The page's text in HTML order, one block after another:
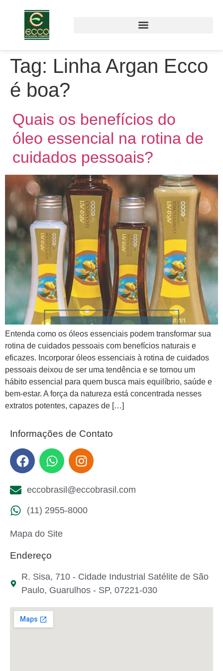
Tag: Linha Argan Ecco
é boa?
Quais os benefícios do
óleo essencial na rotina de
cuidados pessoais?
Entenda como os óleos essenciais podem transformar sua
rotina de cuidados pessoais com benefícios naturais e
eficazes. Incorporar óleos essenciais à rotina de cuidados
pessoais deixou de ser uma tendência e se tornou um
hábito essencial para quem busca mais equilíbrio, saúde e
bem-estar. A força da natureza está concentrada nesses
extratos potentes, capazes de […]
Informações de Contato
eccobrasil@eccobrasil.com
(11) 2955-8000
Mapa do Site
Endereço
R. Sisa, 710 - Cidade Industrial Satélite de São
Paulo, Guarulhos - SP, 07221-030